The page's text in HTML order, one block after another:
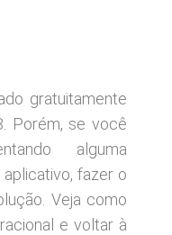
gratuitamente
Porém, se você
alguma
fazer o
Veja como
e voltar à